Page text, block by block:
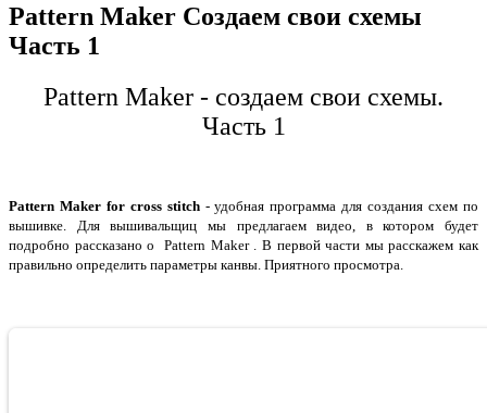
Pattern Maker Создаем свои схемы
Часть 1
Pattern Maker - создаем свои схемы.
Часть 1
Pattern Maker for cross stitch- удобная программа для создания схем по
вышивке. Для вышивальщиц мы предлагаем видео, в котором будет
подробно рассказано о Pattern Maker . В первой части мы расскажем как
правильно определить параметры канвы. Приятного просмотра.